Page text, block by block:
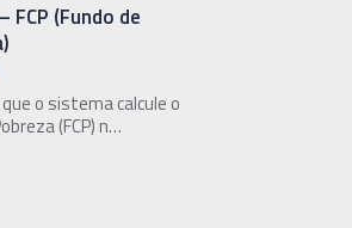
FCP (Fundo de
que o sistema calcule o
(FCP) n…